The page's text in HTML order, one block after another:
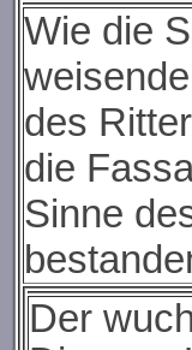
Wie die
des
die
Sinne
Der